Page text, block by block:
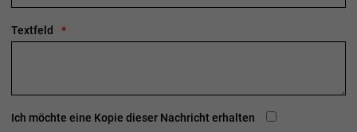
Textfeld
Ich möchte eine Kopie dieser Nachricht erhalten